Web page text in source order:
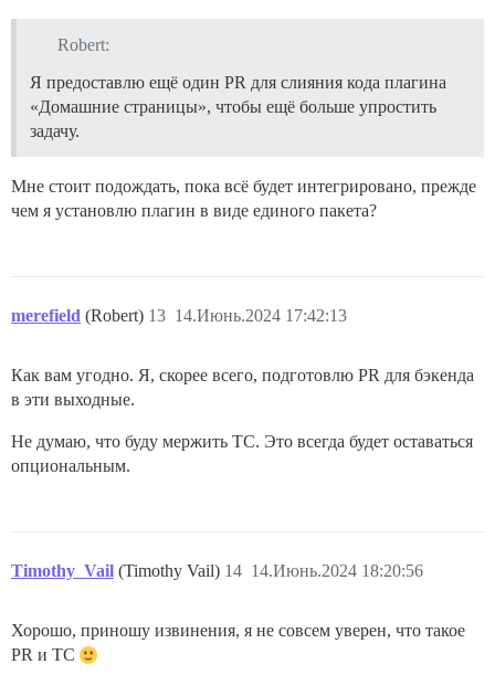
Robert:
Я предоставлю ещё один PR для слияния кода плагина
«Домашние страницы», чтобы ещё больше упростить
задачу.
Мне стоит подождать, пока всё будет интегрировано, прежде
чем я установлю плагин в виде единого пакета?
merefield (Robert) 14.Июнь.2024 17:42:13
13
Как вам угодно. Я, скорее всего, подготовлю PR для бэкенда
в эти выходные.
Не думаю, что буду мержить TC. Это всегда будет оставаться
опциональным.
Timothy_Vail (Timothy Vail) 14.Июнь.2024 18:20:56
14
Хорошо, приношу извинения, я не совсем уверен, что такое
PR и TC